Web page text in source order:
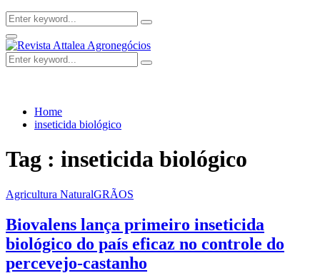
Search
for:
Search
Facebook
Twitter
Instagram
Linkedin
Youtube
Email
Primary
Menu
Search
for:
Search
Home
inseticida biológico
Tag : inseticida biológico
Agricultura NaturalGRÃOS
Biovalens lança primeiro inseticida
biológico do país eficaz no controle do
percevejo-castanho